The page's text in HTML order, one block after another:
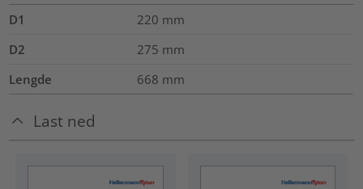
D1 220 mm
D2
275 mm
Lengde
668 mm
Last ned